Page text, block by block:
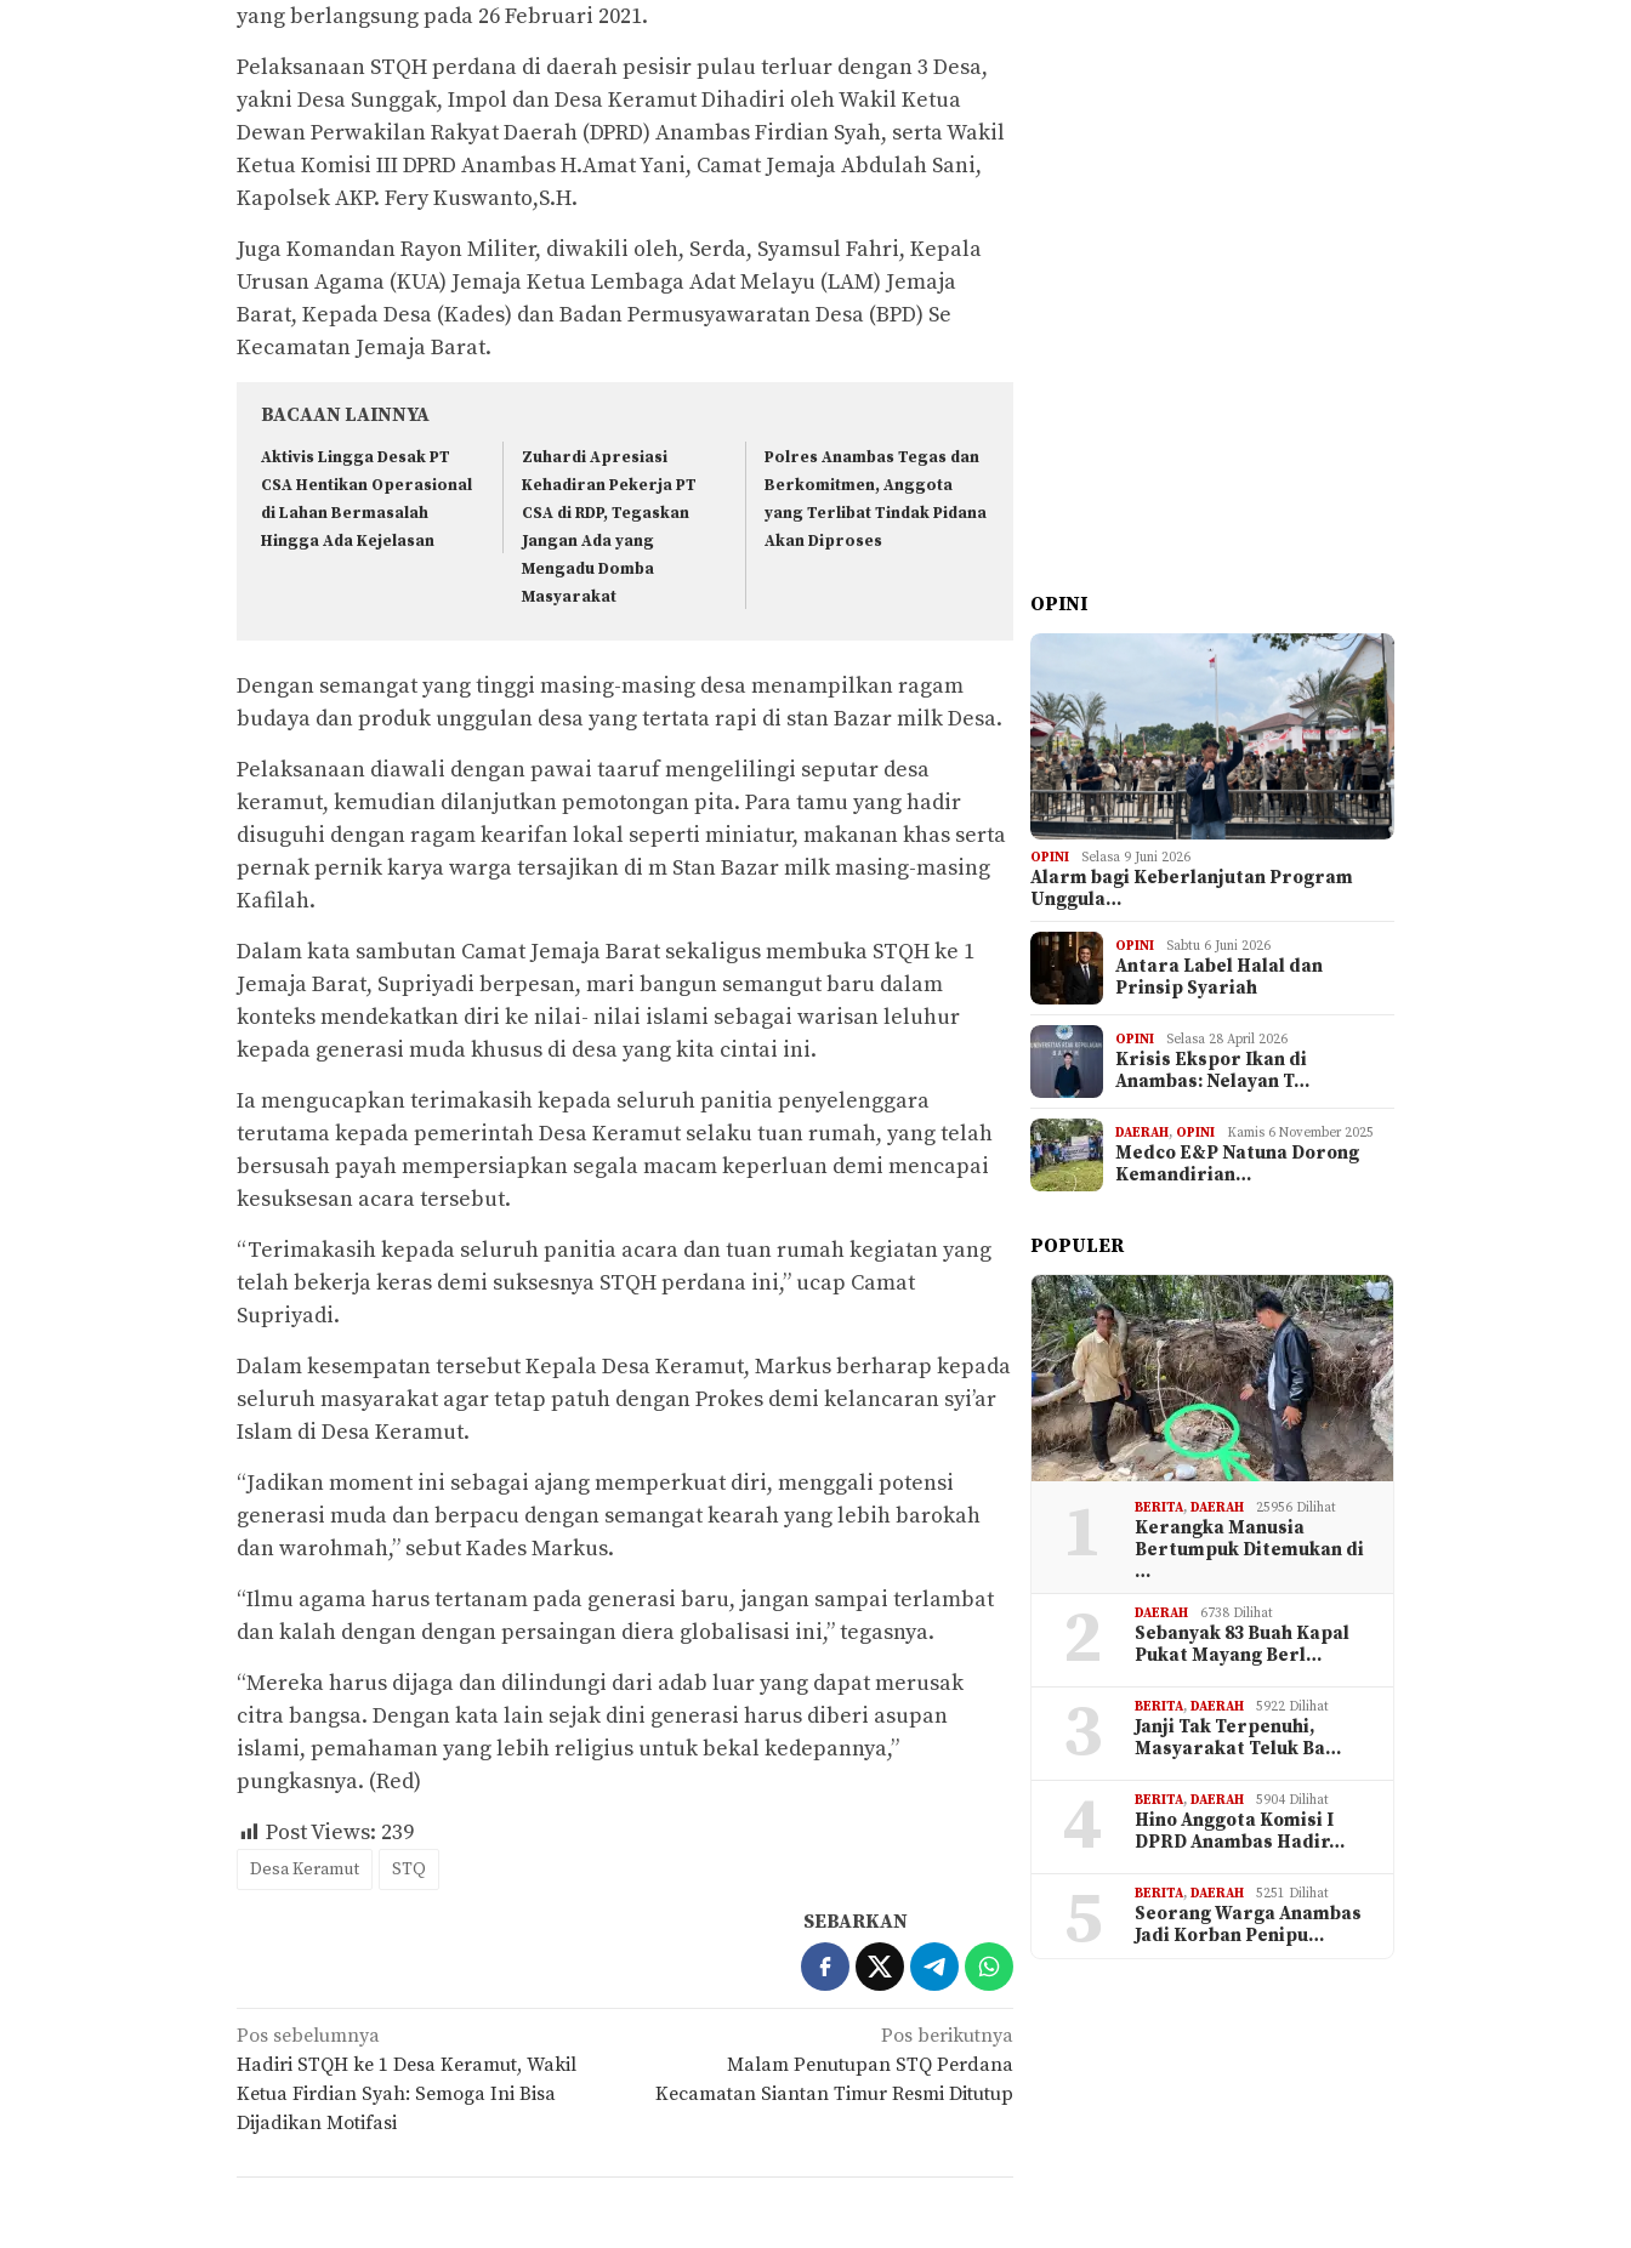
yang berlangsung pada 26 Februari 2021.
Pelaksanaan STQH perdana di daerah pesisir pulau terluar dengan 3 Desa,
yakni Desa Sunggak, Impol dan Desa Keramut Dihadiri oleh Wakil Ketua
Dewan Perwakilan Rakyat Daerah (DPRD) Anambas Firdian Syah, serta Wakil
Ketua Komisi III DPRD Anambas H.Amat Yani, Camat Jemaja Abdulah Sani,
Kapolsek AKP. Fery Kuswanto,S.H.
Juga Komandan Rayon Militer, diwakili oleh, Serda, Syamsul Fahri, Kepala
Urusan Agama (KUA) Jemaja Ketua Lembaga Adat Melayu (LAM) Jemaja
Barat, Kepada Desa (Kades) dan Badan Permusyawaratan Desa (BPD) Se
Kecamatan Jemaja Barat.
BACAAN LAINNYA
Aktivis Lingga Desak PT
CSA Hentikan Operasional
di Lahan Bermasalah
Hingga Ada Kejelasan
Zuhardi Apresiasi
Kehadiran Pekerja PT
CSA di RDP, Tegaskan
Jangan Ada yang
Mengadu Domba
Masyarakat
Polres Anambas Tegas dan
Berkomitmen, Anggota
yang Terlibat Tindak Pidana
Akan Diproses
Dengan semangat yang tinggi masing-masing desa menampilkan ragam
budaya dan produk unggulan desa yang tertata rapi di stan Bazar milk Desa.
Pelaksanaan diawali dengan pawai taaruf mengelilingi seputar desa
keramut, kemudian dilanjutkan pemotongan pita. Para tamu yang hadir
disuguhi dengan ragam kearifan lokal seperti miniatur, makanan khas serta
pernak pernik karya warga tersajikan di m Stan Bazar milk masing-masing
Kafilah.
Dalam kata sambutan Camat Jemaja Barat sekaligus membuka STQH ke 1
Jemaja Barat, Supriyadi berpesan, mari bangun semangut baru dalam
konteks mendekatkan diri ke nilai- nilai islami sebagai warisan leluhur
kepada generasi muda khusus di desa yang kita cintai ini.
Ia mengucapkan terimakasih kepada seluruh panitia penyelenggara
terutama kepada pemerintah Desa Keramut selaku tuan rumah, yang telah
bersusah payah mempersiapkan segala macam keperluan demi mencapai
kesuksesan acara tersebut.
“Terimakasih kepada seluruh panitia acara dan tuan rumah kegiatan yang
telah bekerja keras demi suksesnya STQH perdana ini,” ucap Camat
Supriyadi.
Dalam kesempatan tersebut Kepala Desa Keramut, Markus berharap kepada
seluruh masyarakat agar tetap patuh dengan Prokes demi kelancaran syi’ar
Islam di Desa Keramut.
“Jadikan moment ini sebagai ajang memperkuat diri, menggali potensi
generasi muda dan berpacu dengan semangat kearah yang lebih barokah
dan warohmah,” sebut Kades Markus.
“Ilmu agama harus tertanam pada generasi baru, jangan sampai terlambat
dan kalah dengan dengan persaingan diera globalisasi ini,” tegasnya.
“Mereka harus dijaga dan dilindungi dari adab luar yang dapat merusak
citra bangsa. Dengan kata lain sejak dini generasi harus diberi asupan
islami, pemahaman yang lebih religius untuk bekal kedepannya,”
pungkasnya. (Red)
Post Views: 239
Desa Keramut STQ
SEBARKAN
Navigasi
pos
Pos sebelumnya
Hadiri STQH ke 1 Desa Keramut, Wakil
Ketua Firdian Syah: Semoga Ini Bisa
Dijadikan Motifasi
Pos berikutnya
Malam Penutupan STQ Perdana
Kecamatan Siantan Timur Resmi Ditutup
OPINI
OPINI Selasa 9 Juni 2026
Alarm bagi Keberlanjutan Program
Unggula…
OPINI Sabtu 6 Juni 2026
Antara Label Halal dan
Prinsip Syariah
OPINI Selasa 28 April 2026
Krisis Ekspor Ikan di
Anambas: Nelayan T…
DAERAH, OPINI Kamis 6 November 2025
Medco E&P Natuna Dorong
Kemandirian…
POPULER
1 BERITA,DAERAH 25956 Dilihat
Kerangka Manusia
Bertumpuk Ditemukan di
…
2 DAERAH 6738 Dilihat
Sebanyak 83 Buah Kapal
Pukat Mayang Berl…
3 BERITA,DAERAH 5922 Dilihat
Janji Tak Terpenuhi,
Masyarakat Teluk Ba…
4 BERITA,DAERAH 5904 Dilihat
Hino Anggota Komisi I
DPRD Anambas Hadir…
5 BERITA,DAERAH 5251 Dilihat
Seorang Warga Anambas
Jadi Korban Penipu…